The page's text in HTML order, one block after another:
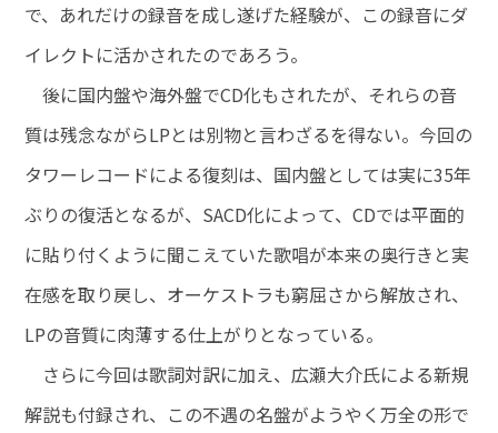
で、あれだけの録音を成し遂げた経験が、この録音にダ
イレクトに活かされたのであろう。
後に国内盤や海外盤でCD化もされたが、それらの音
質は残念ながらLPとは別物と言わざるを得ない。今回の
タワーレコードによる復刻は、国内盤としては実に35年
ぶりの復活となるが、SACD化によって、CDでは平面的
に貼り付くように聞こえていた歌唱が本来の奥行きと実
在感を取り戻し、オーケストラも窮屈さから解放され、
LPの音質に肉薄する仕上がりとなっている。
さらに今回は歌詞対訳に加え、広瀬大介氏による新規
解説も付録され、この不遇の名盤がようやく万全の形で